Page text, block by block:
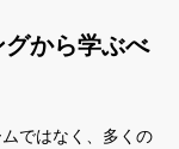
から学ぶべ
ではなく、多くの